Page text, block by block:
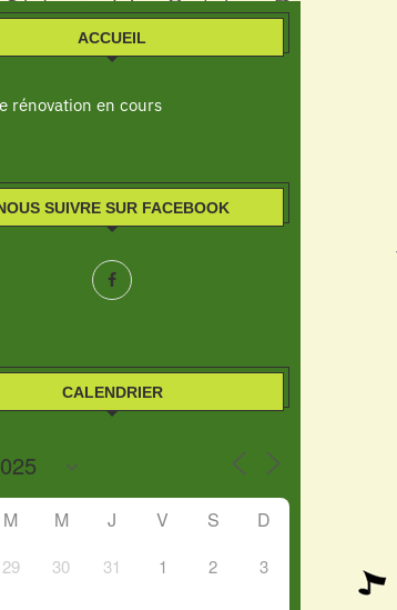
ACCUEIL
rénovation en cours
SUIVRE SUR FACEBOOK
CALENDRIER
M M J V S D
29 30 31 1 2 3